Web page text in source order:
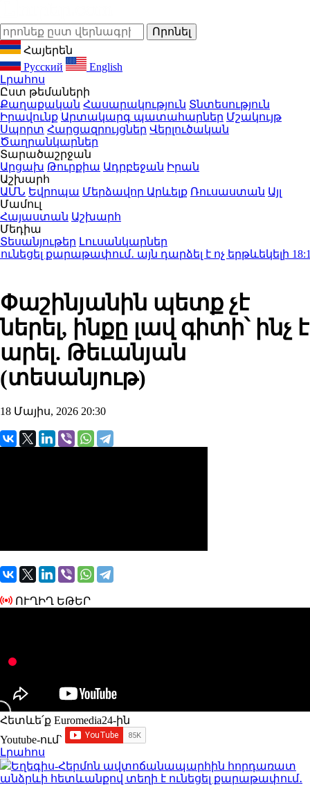
Հայերեն
Русский
English
Լրահոս
Ըստ թեմաների
Քաղաքական Հասարակություն Տնտեսություն
Իրավունք Արտակարգ պատահարներ Մշակույթ
Սպորտ Հարցազրույցներ Վերլուծական
Ծաղրանկարներ
Տարածաշրջան
Արցախ Թուրքիա Ադրբեջան Իրան
Աշխարհ
ԱՄՆ Եվրոպա Մերձավոր Արևելք Ռուսաստան Այլ
Մամուլ
Հայաստան Աշխարհ
Մեդիա
Տեսանյութեր Լուսանկարներ
քարաթափում․ այն դարձել է ոչ երթևեկելի18:17
Փաշինյանին պետք չէ
ներել, ինքը լավ գիտի՝ ինչ է
արել. Թեւանյան
(տեսանյութ)
18 Մայիս, 2026 20:30
ՈՒՂԻՂ ԵԹԵՐ
Հետևե՛ք Euromedia24-ին
Youtube-ում`
Լրահոս
Եղեգիս-Հերմոն ավտոճանապարհին հորդառատ
անձրևի հետևանքով տեղի է ունեցել քարաթափում․